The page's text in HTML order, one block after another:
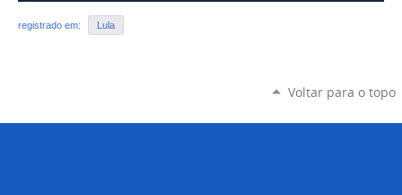
registrado em: Lula
Voltar para o topo